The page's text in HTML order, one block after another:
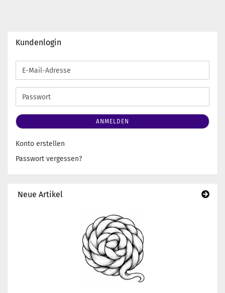
Kundenlogin
E-
Mail-
Adresse
Passwort
ANMELDEN
Konto erstellen
Passwort vergessen?
Neue Artikel